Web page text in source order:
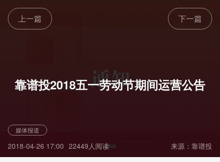
上一篇 下一篇
靠谱投2018五一劳动节期间运营公告
2018-04-26 17:00 22449人阅读
媒体报道
来源：靠谱投